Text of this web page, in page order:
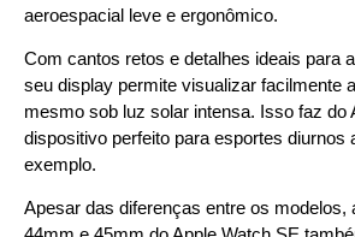
aeroespacial leve e ergonômico.
Com cantos retos e detalhes ideais para
seu display permite visualizar facilmente
mesmo sob luz solar intensa. Isso faz do
dispositivo perfeito para esportes diurnos
exemplo.
Apesar das diferenças entre os modelos,